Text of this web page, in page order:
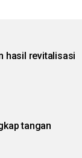
hasil revitalisasi
tangan